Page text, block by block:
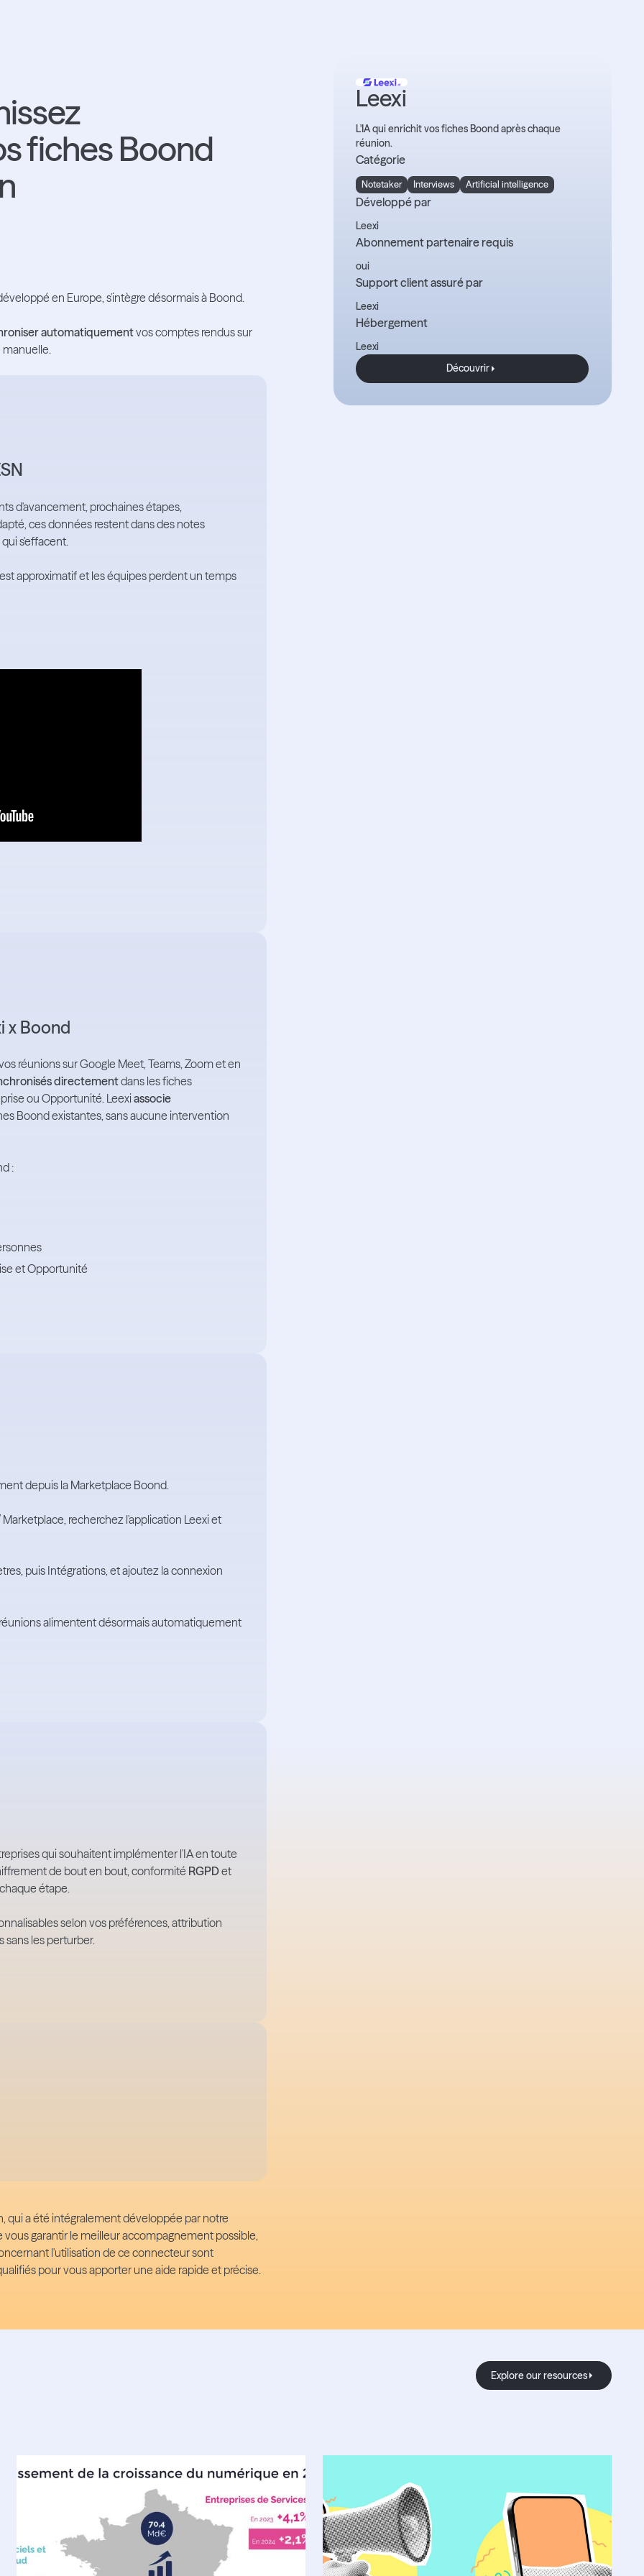
fiches Boond
en Europe, s'intègre désormais à Boond.
automatiquementvos comptes rendus sur
d'avancement, prochaines étapes,
ces données restent dans des notes
s'effacent.
approximatif et les équipes perdent un temps
x Boond
réunions sur Google Meet, Teams, Zoom et en
directementdans les fiches
ou Opportunité. Leexiassocie
Boond existantes, sans aucune intervention
:
et Opportunité
depuis la Marketplace Boond.
recherchez l'application Leexi et
puis Intégrations, et ajoutez la connexion
alimentent désormais automatiquement
qui souhaitent implémenter l'IA en toute
de bout en bout, conformité RGPDet
étape.
selon vos préférences, attribution
sans les perturber.
qui a été intégralement développée par notre
garantir le meilleur accompagnement possible,
l'utilisation de ce connecteur sont
pour vous apporter une aide rapide et précise.
Leexi
L'IA qui enrichit vos fiches Boond après chaque
réunion.
Catégorie
Notetaker Interviews Artificial intelligence
Développé par
Leexi
Abonnement partenaire requis
oui
Support client assuré par
Leexi
Hébergement
Leexi
Découvrir
Découvrir
Explore our
Explore our resources